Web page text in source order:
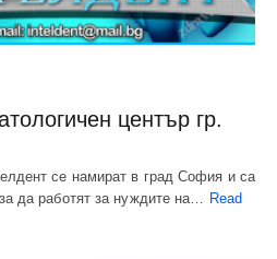
център гр.
се намират в град София и са
да работят за нуждите на… Read